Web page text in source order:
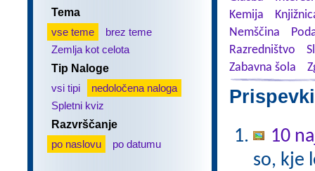
Tema
vse teme
brez teme
Zemlja kot celota
Tip Naloge
vsi tipi
nedoločena naloga
Spletni kviz
Razvrščanje
po naslovu
po datumu
Kemija
Nemščina
Razredništvo
Zabavna šola
10
so, kje